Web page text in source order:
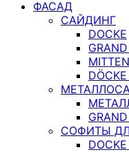
ФАСАД
САЙДИНГ
DOCKE
MITTEN
СОФИТЫ